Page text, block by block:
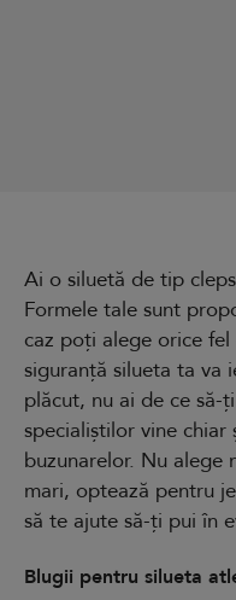
Ai o siluetă de tip
Formele tale sunt
caz poți alege orice
siguranță silueta ta va
plăcut, nu ai de ce să-
specialiștilor vine chiar
buzunarelor. Nu alege
mari, optează pentru
să te ajute să-ți pui în
Blugii pentru silueta